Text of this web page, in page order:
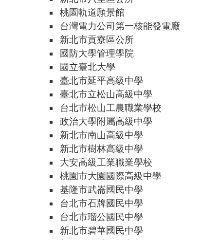
桃園軌道願景館
台灣電力公司第一核能發電廠
新北市貢寮區公所
國防大學管理學院
國立臺北大學
臺北市延平高級中學
臺北市立松山高級中學
台北市松山工農職業學校
政治大學附屬高級中學
新北市南山高級中學
新北市樹林高級中學
大安高級工業職業學校
桃園市大園國際高級中學
基隆市武崙國民中學
台北市石牌國民中學
台北市瑠公國民中學
新北市碧華國民中學